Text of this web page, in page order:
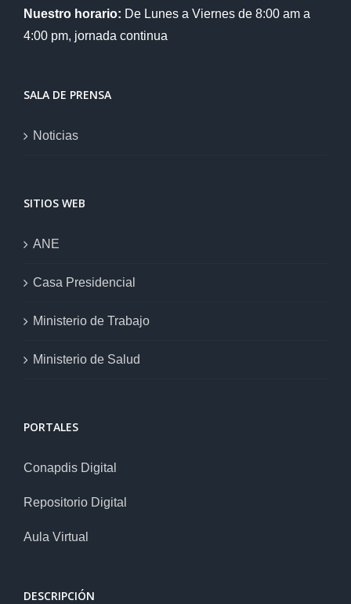
Nuestro horario: De Lunes a Viernes de 8:00 am a
4:00 pm, jornada continua
SALA DE PRENSA
Noticias
SITIOS WEB
ANE
Casa Presidencial
Ministerio de Trabajo
Ministerio de Salud
PORTALES
Conapdis Digital
Repositorio Digital
Aula Virtual
DESCRIPCIÓN